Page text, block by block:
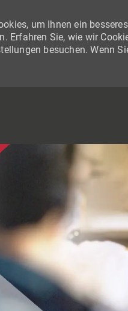
um Ihnen ein
Erfahren Sie, wie wir
besuchen. Wenn